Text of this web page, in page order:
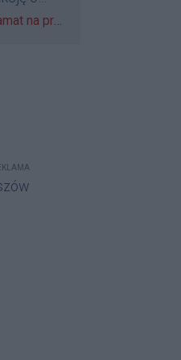
komentarza:
w Rzeszowie. 16-latek na hulajnodze wjechał wprost pod szynobus